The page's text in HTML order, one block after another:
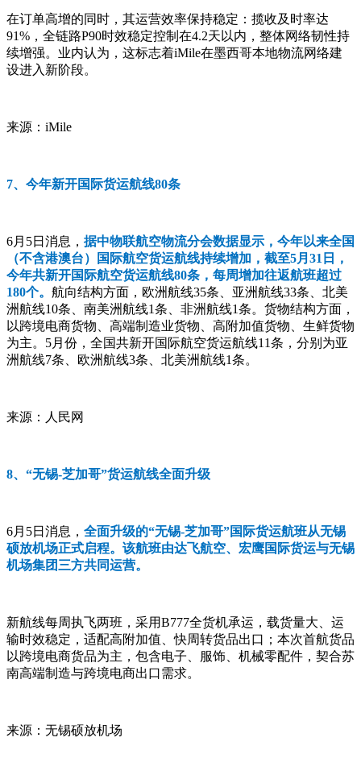
在订单高增的同时，其运营效率保持稳定：揽收及时率达
91%，全链路P90时效稳定控制在4.2天以内，整体网络韧性持
续增强。业内认为，这标志着iMile在墨西哥本地物流网络建
设进入新阶段。
来源：iMile
7、今年新开国际货运航线80条
6月5日消息， 据中物联航空物流分会数据显示，今年以来全国
（不含港澳台）国际航空货运航线持续增加，截至5月31日，
今年共新开国际航空货运航线80条，每周增加往返航班超过
180个。 航向结构方面，欧洲航线35条、亚洲航线33条、北美
洲航线10条、南美洲航线1条、非洲航线1条。货物结构方面，
以跨境电商货物、高端制造业货物、高附加值货物、生鲜货物
为主。5月份，全国共新开国际航空货运航线11条，分别为亚
洲航线7条、欧洲航线3条、北美洲航线1条。
来源：人民网
8、“无锡-芝加哥”货运航线全面升级
6月5日消息， 全面升级的“无锡-芝加哥”国际货运航班从无锡
硕放机场正式启程。该航班由达飞航空、宏鹰国际货运与无锡
机场集团三方共同运营。
新航线每周执飞两班，采用B777全货机承运，载货量大、运
输时效稳定，适配高附加值、快周转货品出口；本次首航货品
以跨境电商货品为主，包含电子、服饰、机械零配件，契合苏
南高端制造与跨境电商出口需求。
来源：无锡硕放机场